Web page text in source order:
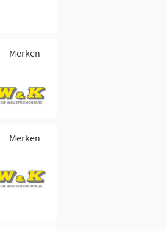
Merken
Merken